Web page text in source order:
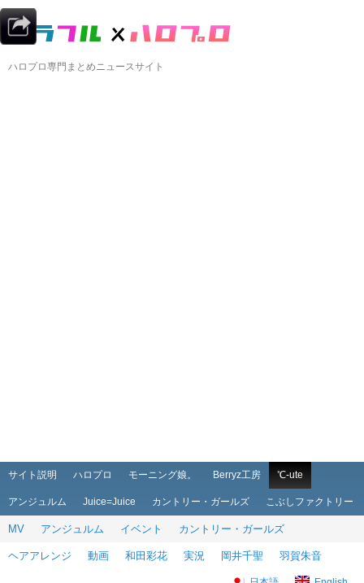
ハロプロ専門まとめニュースサイト
メインメニュー
メインコンテンツへ移動
サブコンテンツへ移動
サイト説明 ハロプロ モーニング娘。 Berryz工房 ℃-ute
アンジュルム Juice=Juice カントリー・ガールズ こぶしファクトリー
MV アンジュルム イベント カントリー・ガールズ
ヘアアレンジ 動画 和田彩花 実況 岡井千聖 羽賀朱音